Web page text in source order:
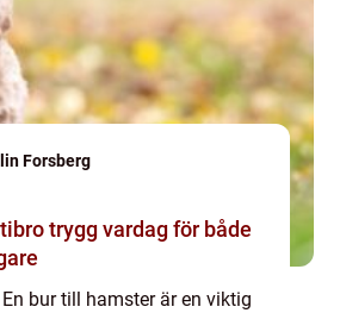
Forsberg
för både
bur till hamster är en viktig